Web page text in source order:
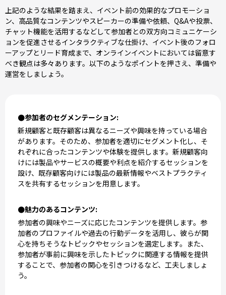
上記のような結果を踏まえ、イベント前の効果的なプロモーショ
ン、高品質なコンテンツやスピーカーの準備や依頼、Q&Aや投票、
チャット機能を活用するなどして参加者との双方向コミュニケーシ
ョンを促進させるインタラクティブな仕掛け、イベント後のフォロ
ーアップとリード育成まで、オンラインイベントにおいては留意す
べき観点は多々あります。以下のようなポイントを押さえ、準備や
運営をしましょう。
●参加者のセグメンテーション:
新規顧客と既存顧客は異なるニーズや興味を持っている場合
があります。そのため、参加者を適切にセグメント化し、そ
れぞれに合ったコンテンツや体験を提供します。新規顧客向
けには製品やサービスの概要や利点を紹介するセッションを
設け、既存顧客向けには製品の最新情報やベストプラクティ
スを共有するセッションを用意します。
●魅力のあるコンテンツ:
参加者の興味やニーズに応じたコンテンツを提供します。参
加者のプロファイルや過去の行動データを活用し、彼らが関
心を持ちそうなトピックやセッションを選定します。また、
参加者が事前に興味を示したトピックに関連する情報を提供
することで、参加者の関心を引きつけるなど、工夫しましょ
う。